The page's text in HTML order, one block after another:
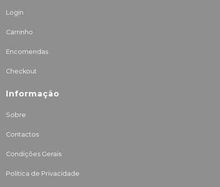
Login
Carrinho
Encomendas
Checkout
Informação
Sobre
Contactos
Condições Gerais
Política de Privacidade